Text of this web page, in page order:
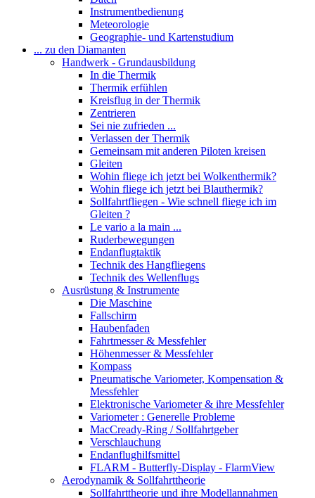
Instrumentbedienung
Meteorologie
Geographie- und Kartenstudium
... zu den Diamanten
Handwerk - Grundausbildung
In die Thermik
Thermik erfühlen
Kreisflug in der Thermik
Zentrieren
Sei nie zufrieden ...
Verlassen der Thermik
Gemeinsam mit anderen Piloten kreisen
Gleiten
Wohin fliege ich jetzt bei Wolkenthermik?
Wohin fliege ich jetzt bei Blauthermik?
Sollfahrtfliegen - Wie schnell fliege ich im
Gleiten ?
Le vario a la main ...
Ruderbewegungen
Endanflugtaktik
Technik des Hangfliegens
Technik des Wellenflugs
Ausrüstung & Instrumente
Die Maschine
Fallschirm
Haubenfaden
Fahrtmesser & Messfehler
Höhenmesser & Messfehler
Kompass
Pneumatische Variometer, Kompensation &
Messfehler
Elektronische Variometer & ihre Messfehler
Variometer : Generelle Probleme
MacCready-Ring / Sollfahrtgeber
Verschlauchung
Endanflughilfsmittel
FLARM - Butterfly-Display - FlarmView
Aerodynamik & Sollfahrttheorie
Sollfahrttheorie und ihre Modellannahmen